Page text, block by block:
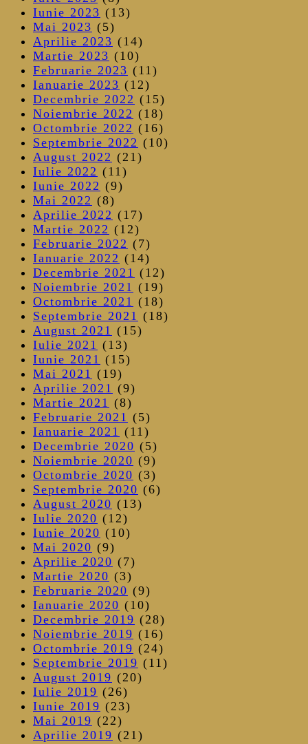
Iunie 2023 (13)
Mai 2023 (5)
Aprilie 2023 (14)
Martie 2023 (10)
Februarie 2023 (11)
Ianuarie 2023 (12)
Decembrie 2022 (15)
Noiembrie 2022 (18)
Octombrie 2022 (16)
Septembrie 2022 (10)
August 2022 (21)
Iulie 2022 (11)
Iunie 2022 (9)
Mai 2022 (8)
Aprilie 2022 (17)
Martie 2022 (12)
Februarie 2022 (7)
Ianuarie 2022 (14)
Decembrie 2021 (12)
Noiembrie 2021 (19)
Octombrie 2021 (18)
Septembrie 2021 (18)
August 2021 (15)
Iulie 2021 (13)
Iunie 2021 (15)
Mai 2021 (19)
Aprilie 2021 (9)
Martie 2021 (8)
Februarie 2021 (5)
Ianuarie 2021 (11)
Decembrie 2020 (5)
Noiembrie 2020 (9)
Octombrie 2020 (3)
Septembrie 2020 (6)
August 2020 (13)
Iulie 2020 (12)
Iunie 2020 (10)
Mai 2020 (9)
Aprilie 2020 (7)
Martie 2020 (3)
Februarie 2020 (9)
Ianuarie 2020 (10)
Decembrie 2019 (28)
Noiembrie 2019 (16)
Octombrie 2019 (24)
Septembrie 2019 (11)
August 2019 (20)
Iulie 2019 (26)
Iunie 2019 (23)
Mai 2019 (22)
Aprilie 2019 (21)